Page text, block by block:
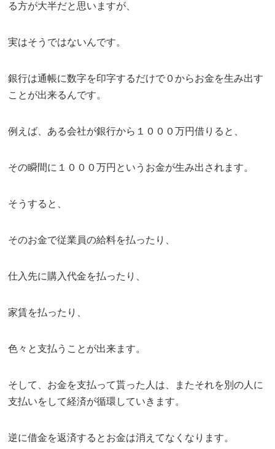
る方が大半だと思いますが、
実はそうではないんです。
銀行は通帳に数字を印字するだけで０からお金を生み出す
ことが出来るんです。
例えば、ある会社が銀行から１０００万円借りると、
その瞬間に１０００万円というお金が生み出されます。
そうすると、
そのお金で従業員の給料を払ったり、
仕入先に購入代金を払ったり、
家賃を払ったり、
色々と支払うことが出来ます。
そして、お金を支払って貰った人は、またそれを別の人に
支払いをして経済が循環していきます。
逆に借金を返済するとお金は消えてなくなります。